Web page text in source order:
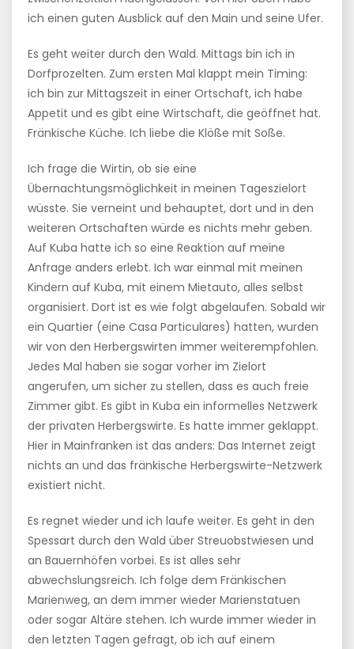
ich einen guten Ausblick auf den Main und seine Ufer.
Es geht weiter durch den Wald. Mittags bin ich in
Dorfprozelten. Zum ersten Mal klappt mein Timing:
ich bin zur Mittagszeit in einer Ortschaft, ich habe
Appetit und es gibt eine Wirtschaft, die geöffnet hat.
Fränkische Küche. Ich liebe die Klöße mit Soße.
Ich frage die Wirtin, ob sie eine
Übernachtungsmöglichkeit in meinen Tageszielort
wüsste. Sie verneint und behauptet, dort und in den
weiteren Ortschaften würde es nichts mehr geben.
Auf Kuba hatte ich so eine Reaktion auf meine
Anfrage anders erlebt. Ich war einmal mit meinen
Kindern auf Kuba, mit einem Mietauto, alles selbst
organisiert. Dort ist es wie folgt abgelaufen. Sobald wir
ein Quartier (eine Casa Particulares) hatten, wurden
wir von den Herbergswirten immer weiterempfohlen.
Jedes Mal haben sie sogar vorher im Zielort
angerufen, um sicher zu stellen, dass es auch freie
Zimmer gibt. Es gibt in Kuba ein informelles Netzwerk
der privaten Herbergswirte. Es hatte immer geklappt.
Hier in Mainfranken ist das anders: Das Internet zeigt
nichts an und das fränkische Herbergswirte-Netzwerk
existiert nicht.
Es regnet wieder und ich laufe weiter. Es geht in den
Spessart durch den Wald über Streuobstwiesen und
an Bauernhöfen vorbei. Es ist alles sehr
abwechslungsreich. Ich folge dem Fränkischen
Marienweg, an dem immer wieder Marienstatuen
oder sogar Altäre stehen. Ich wurde immer wieder in
den letzten Tagen gefragt, ob ich auf einem